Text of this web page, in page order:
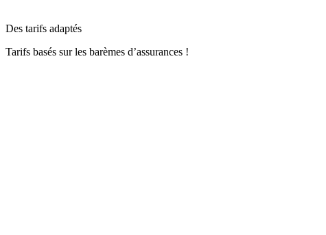
Des tarifs adaptés
Tarifs basés sur les barèmes d’assurances !